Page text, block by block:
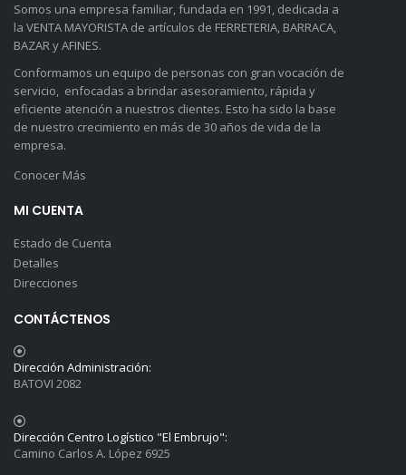
Somos una empresa familiar, fundada en 1991, dedicada a
la VENTA MAYORISTA de artículos de FERRETERIA, BARRACA,
BAZAR y AFINES.
Conformamos un equipo de personas con gran vocación de
servicio, enfocadas a brindar asesoramiento, rápida y
eficiente atención a nuestros clientes. Esto ha sido la base
de nuestro crecimiento en más de 30 años de vida de la
empresa.
Conocer Más
MI CUENTA
Estado de Cuenta
Detalles
Direcciones
CONTÁCTENOS
Dirección Administración:
BATOVI 2082
Dirección Centro Logístico "El Embrujo":
Camino Carlos A. López 6925